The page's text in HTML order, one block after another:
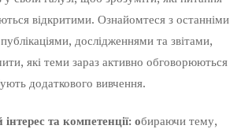
відкритими. Ознайомтеся з останніми
дослідженнями та звітами,
які теми зараз активно обговорюються
додаткового вивчення.
та компетенції: обираючи тему,